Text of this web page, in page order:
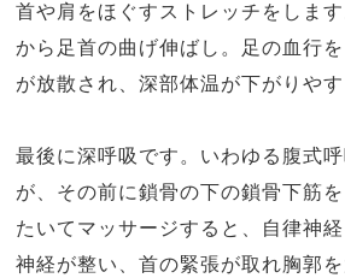
首や肩をほぐすストレッチをしま
から足首の曲げ伸ばし。足の血行
が放散され、深部体温が下がりやす
最後に深呼吸です。いわゆる腹式
が、その前に鎖骨の下の鎖骨下筋
たいてマッサージすると、自律神
神経が整い、首の緊張が取れ胸郭